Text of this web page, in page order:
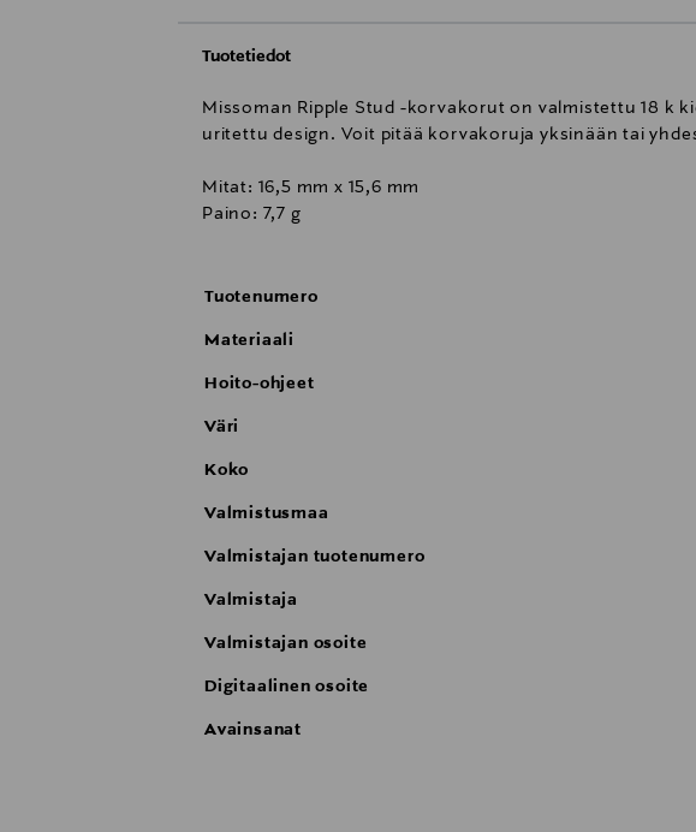
Tuotetiedot
Missoman Ripple Stud -korvakorut on valmistettu 18 k
uritettu design. Voit pitää korvakoruja yksinään tai
Mitat: 16,5 mm x 15,6 mm
Paino: 7,7 g
Tuotenumero
Materiaali
Hoito-ohjeet
Väri
Koko
Valmistusmaa
Valmistajan tuotenumero
Valmistaja
Valmistajan osoite
Digitaalinen osoite
Avainsanat